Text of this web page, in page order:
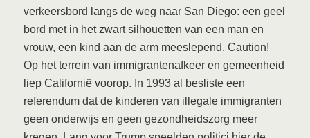
verkeersbord langs de weg naar San Diego: een geel
bord met in het zwart silhouetten van een man en
vrouw, een kind aan de arm meeslepend. Caution!
Op het terrein van immigrantenafkeer en gemeenheid
liep Californië voorop. In 1993 al besliste een
referendum dat de kinderen van illegale immigranten
geen onderwijs en geen gezondheidszorg meer